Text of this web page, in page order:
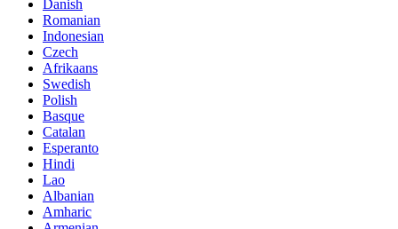
Danish
Romanian
Indonesian
Czech
Afrikaans
Swedish
Polish
Basque
Catalan
Esperanto
Hindi
Lao
Albanian
Amharic